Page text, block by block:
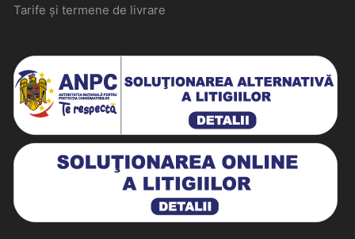
Tarife și termene de livrare